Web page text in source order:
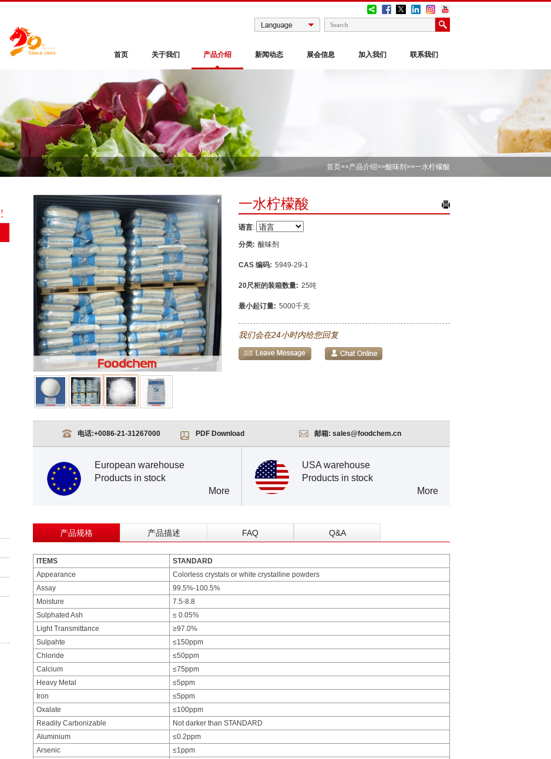
首页 关于我们 产品介绍 新闻动态 展会信息 加入我们 联系我们
首页>>产品介绍>>酸味剂 >>一水柠檬酸
一水柠檬酸
语言:
分类: 酸味剂
CAS 编码: 5949-29-1
20尺柜的装箱数量: 25吨
最小起订量: 5000千克
我们会在24小时内给您回复
电话:+0086-21-31267000 PDF Download 邮箱: sales@foodchem.cn
European warehouse
Products in stock
More
USA warehouse
Products in stock
More
产品规格 产品描述 FAQ Q&A
ITEMS
STANDARD
Appearance
Colorless crystals or white crystalline powders
Assay
99.5%-100.5%
Moisture
7.5-8.8
Sulphated Ash
≤ 0.05%
Light Transmittance
≥97.0%
Sulpahte
≤150ppm
Chloride
≤50ppm
Calcium
≤75ppm
Heavy Metal
≤5ppm
Iron
≤5ppm
Oxalate
≤100ppm
Readily Carbonizable
Not darker than STANDARD
Aluminium
≤0.2ppm
Arsenic
≤1ppm